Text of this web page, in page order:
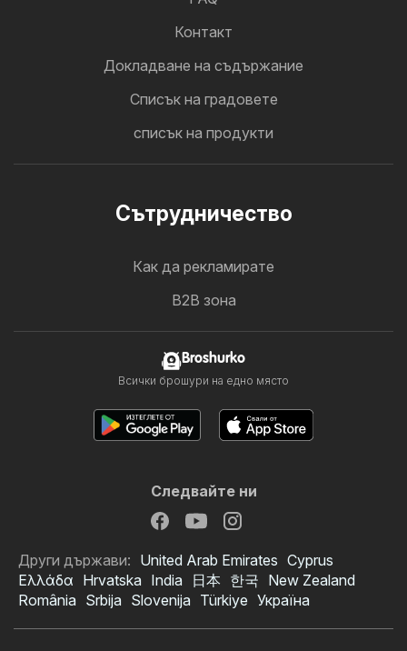
Контакт
Докладване на съдържание
Cписък на градовете
списък на продукти
Cътрудничество
Как да рекламирате
B2B зона
Broshurko
Всички брошури на едно място
Следвайте ни
Други държави: United Arab Emirates Cyprus
Ελλάδα Hrvatska India 日本 한국 New Zealand
România Srbija Slovenija Türkiye Україна